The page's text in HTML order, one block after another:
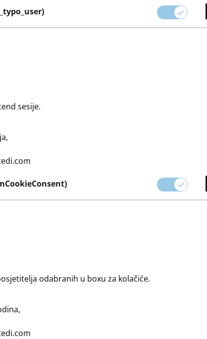
ukrasa
željama.
Svijeće
sesije.
odabranih u boxu za kolačiće.